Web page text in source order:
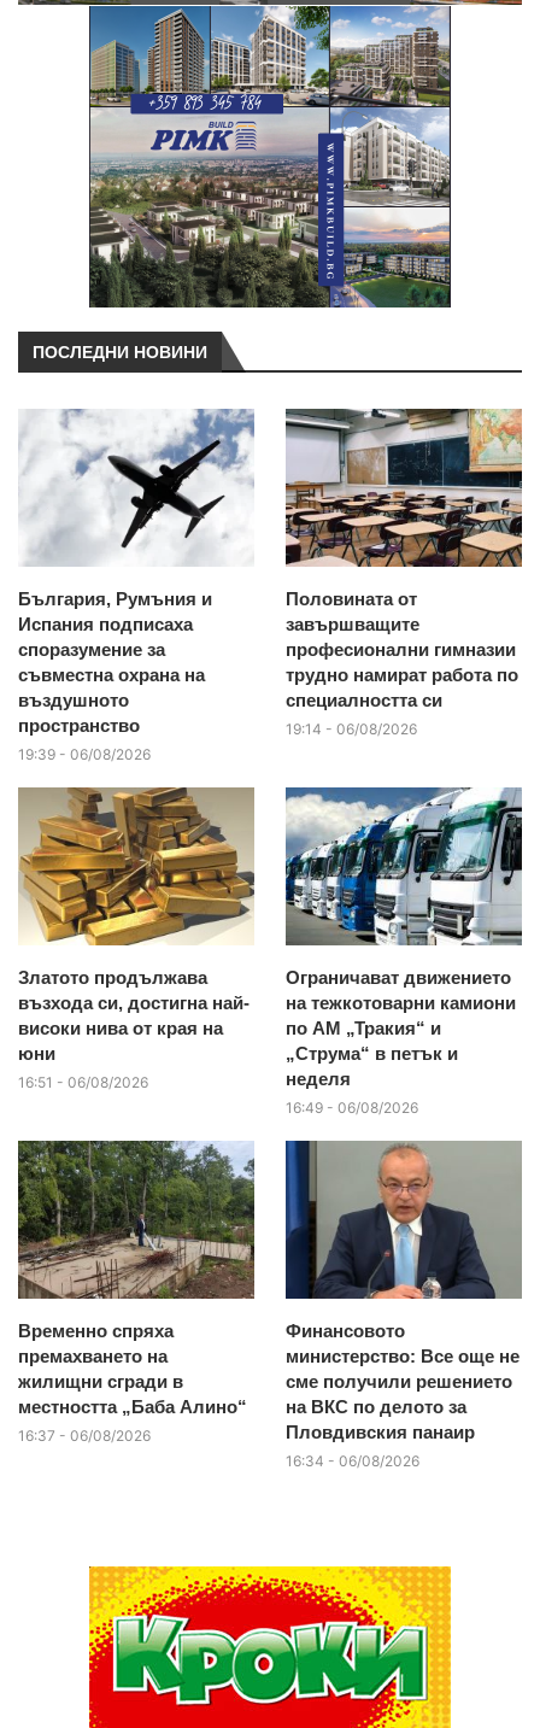
ПОСЛЕДНИ НОВИНИ
България, Румъния и
Испания подписаха
споразумение за
съвместна охрана на
въздушното
пространство
19:39 - 06/08/2026
Половината от
завършващите
професионални гимназии
трудно намират работа по
специалността си
19:14 - 06/08/2026
Златото продължава
възхода си, достигна най-
високи нива от края на
юни
16:51 - 06/08/2026
Ограничават движението
на тежкотоварни камиони
по АМ „Тракия“ и
„Струма“ в петък и
неделя
16:49 - 06/08/2026
Временно спряха
премахването на
жилищни сгради в
местността „Баба Алино“
16:37 - 06/08/2026
Финансовото
министерство: Все още не
сме получили решението
на ВКС по делото за
Пловдивския панаир
16:34 - 06/08/2026